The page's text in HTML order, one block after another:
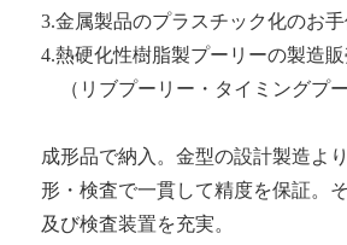
3.金属製品のプラスチック化のお
4.熱硬化性樹脂製プーリーの製造販
（リブプーリー・タイミングプー
成形品で納入。金型の設計製造よ
形・検査で一貫して精度を保証。
及び検査装置を充実。